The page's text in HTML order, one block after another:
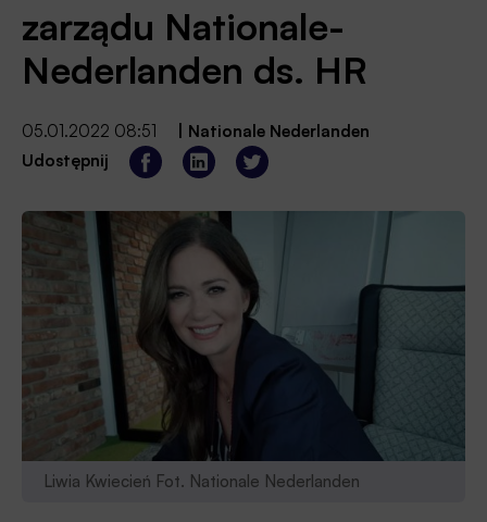
zarządu Nationale-
Nederlanden ds. HR
05.01.2022 08:51
Nationale Nederlanden
Udostępnij
Liwia Kwiecień Fot. Nationale Nederlanden